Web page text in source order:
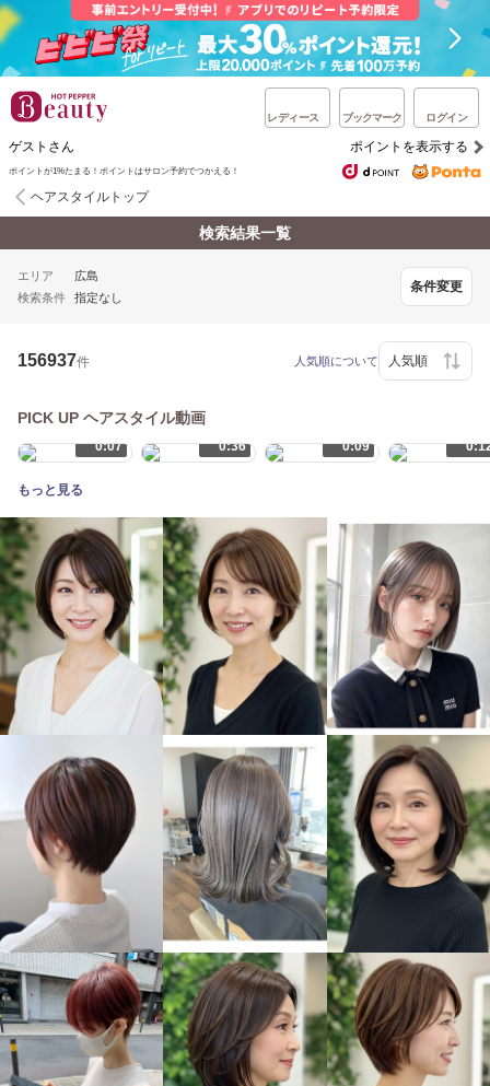
レディース ブックマーク ログイン
ゲストさん ポイントを表示する
ポイントが1%たまる！ポイントはサロン予約でつかえる！
ヘアスタイルトップ
検索結果一覧
エリア
広島
検索条件
指定なし
条件変更
156937件 人気順について
PICK UP ヘアスタイル動画
0:07 0:36 0:09
もっと見る